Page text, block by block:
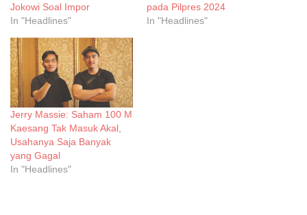
Jokowi Soal Impor
In "Headlines"
pada Pilpres 2024
In "Headlines"
Jerry Massie: Saham 100 M
Kaesang Tak Masuk Akal,
Usahanya Saja Banyak
yang Gagal
In "Headlines"